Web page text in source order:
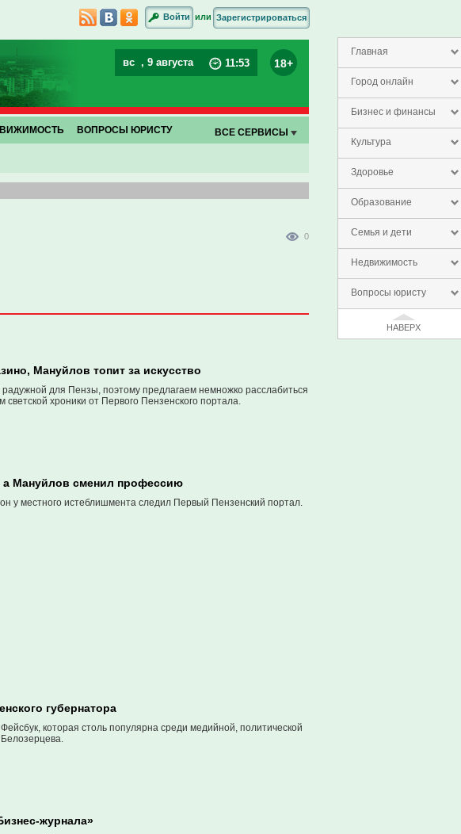
Главная
Город онлайн
Бизнес и финансы
Культура
Здоровье
Образование
Семья и дети
Недвижимость
Вопросы юристу
НАВЕРХ
Войти или Зарегистрироваться
вс , 9 августа 11:53 18+
ВОПРОСЫ ЮРИСТУ ВСЕ СЕРВИСЫ
0
Мануйлов топит за искусство
для Пензы, поэтому предлагаем немножко расслабиться
хроники от Первого Пензенского портала.
а Мануйлов сменил профессию
у местного истеблишмента следил Первый Пензенский портал.
губернатора
которая столь популярна среди медийной, политической
журнала»